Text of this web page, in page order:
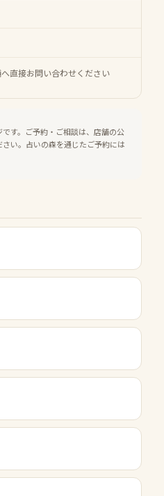
直接お問い合わせください
す。ご予約・ご相談は、店舗の公
い。占いの森を通じたご予約には